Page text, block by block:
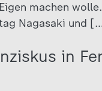
machen
Nagasaki und
in